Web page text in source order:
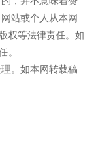
站或个人从本网
权等法律责任。如
。
。如本网转载稿